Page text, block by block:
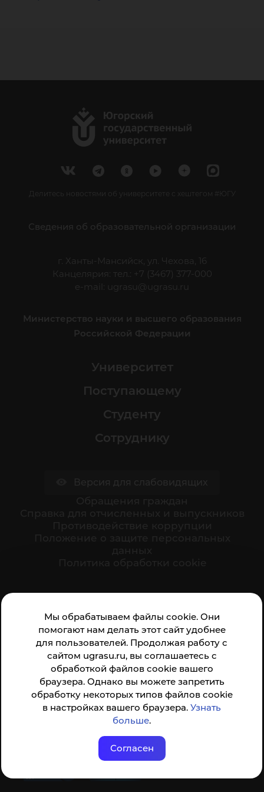
Мы обрабатываем файлы cookie. Они
помогают нам делать этот сайт удобнее
для пользователей. Продолжая работу с
сайтом ugrasu.ru, вы соглашаетесь с
обработкой файлов cookie вашего
браузера. Однако вы можете запретить
обработку некоторых типов файлов cookie
в настройках вашего браузера.Узнать
больше.
Согласен
Делитесь новостями об университете с хештегом #ЮГУ
Сведения об образовательной организации
г. Ханты-Мансийск, ул. Чехова, 16
Канцелярия: тел.: +7 (3467) 377-000
e-mail:
ugrasu@ugrasu.ru
Министерство науки и высшего образования
Российской Федерации
Университет
Поступающему
Студенту
Сотруднику
организации:
Анкета доступна по QR-коду, а так же по прямой
ссылке
© ФГБОУ ВО ЮГУ 2001–2026